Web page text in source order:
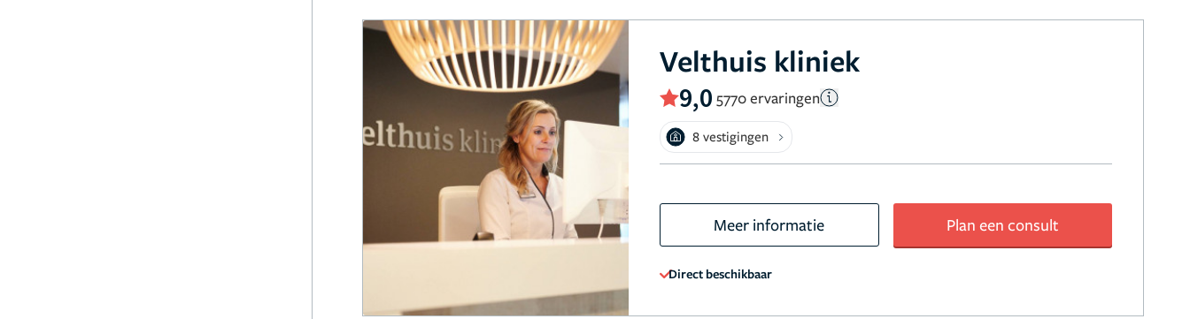
Velthuis kliniek
9,0 5770 ervaringen
8 vestigingen
Meer informatie Plan een consult
Direct beschikbaar